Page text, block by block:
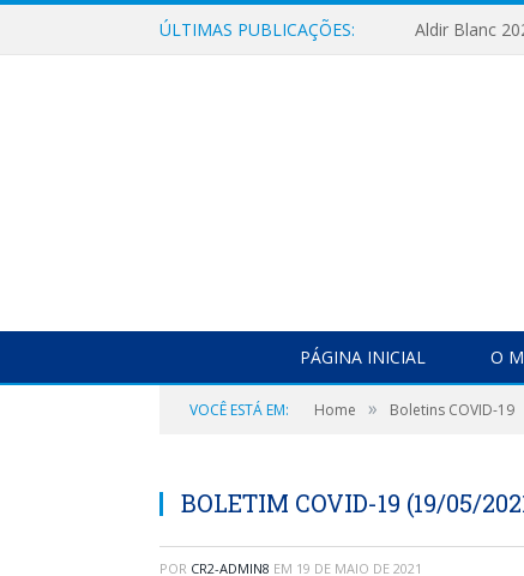
ÚLTIMAS PUBLICAÇÕES: Aldir Blanc
PÁGINA INICIAL O
VOCÊ ESTÁ EM: Home » Boletins COVID-19
BOLETIM COVID-19 (19/05/
POR CR2-ADMIN8 EM 19 DE MAIO DE 2021